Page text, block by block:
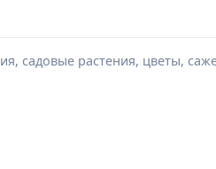
садовые растения, цветы,